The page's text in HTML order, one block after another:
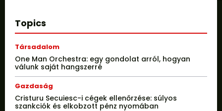
Topics
Társadalom
One Man Orchestra: egy gondolat arról, hogyan
válunk saját hangszerré
Gazdaság
Cristuru Secuiesc-i cégek ellenőrzése: súlyos
szankciók és elkobzott pénz nyomában